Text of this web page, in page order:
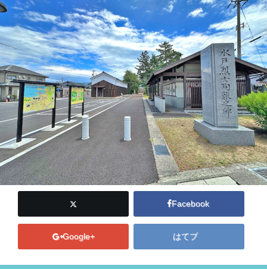
Facebook
Google+ はてブ